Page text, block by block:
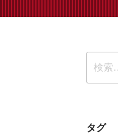
索:
タグ